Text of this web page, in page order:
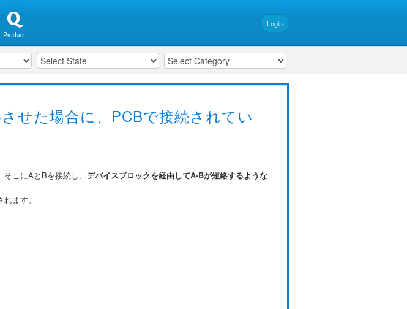
Product
Login
せた場合に、PCBで接続されてい
こにAとBを接続し、 デバイスブロックを経由してA-Bが短絡するような
ます。